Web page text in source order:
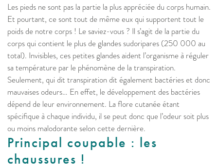
Les pieds ne sont pas la partie la plus appréciée du corps humain.
Et pourtant, ce sont tout de même eux qui supportent tout le
poids de notre corps ! Le saviez-vous ? Il s’agit de la partie du
corps qui contient le plus de glandes sudoripares (250 000 au
total). Invisibles, ces petites glandes aident l’organisme à réguler
sa température par le phénomène de la transpiration.
Seulement, qui dit transpiration dit également bactéries et donc
mauvaises odeurs… En effet, le développement des bactéries
dépend de leur environnement. La flore cutanée étant
spécifique à chaque individu, il se peut donc que l’odeur soit plus
ou moins malodorante selon cette dernière.
Principal coupable : les
chaussures !